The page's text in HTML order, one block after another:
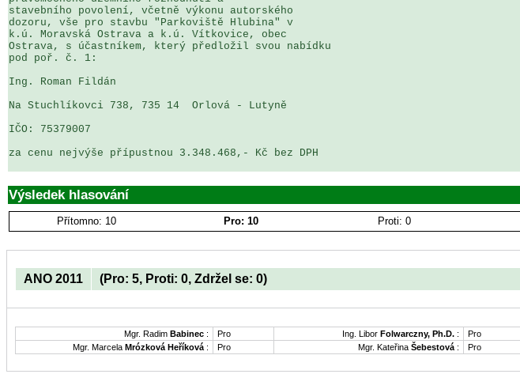
stavebního povolení, včetně výkonu autorského
dozoru, vše pro stavbu "Parkoviště Hlubina" v
k.ú. Moravská Ostrava a k.ú. Vítkovice, obec
Ostrava, s účastníkem, který předložil svou nabídku
pod poř. č. 1:
Ing. Roman Fildán
Na Stuchlíkovci 738, 735 14  Orlová - Lutyně
IČO: 75379007
za cenu nejvýše přípustnou 3.348.468,- Kč bez DPH
Výsledek hlasování
Přítomno: 10 Pro: 10 Proti: 0
ANO 2011 (Pro: 5, Proti: 0, Zdržel se: 0)
Mgr. Radim Babinec : Pro Ing. Libor Folwarczny, Ph.D. : Pro
Mgr. Marcela Mrózková Heříková : Pro Mgr. Kateřina Šebestová : Pro